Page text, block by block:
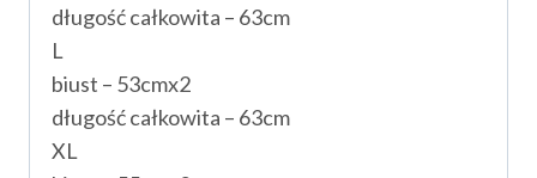
długość całkowita – 63cm
L
biust – 53cmx2
długość całkowita – 63cm
XL